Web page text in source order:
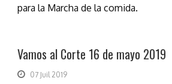
para la Marcha de la comida.
Vamos al Corte 16 de mayo 2019
07 Juil 2019